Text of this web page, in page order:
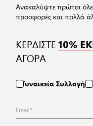
Ανακαλύψτε πρώτοι
προσφορές και πολλά
ΚΕΡΔΙΣΤΕ10%
ΑΓΟΡΑ
Γυναικεία Συλλογή